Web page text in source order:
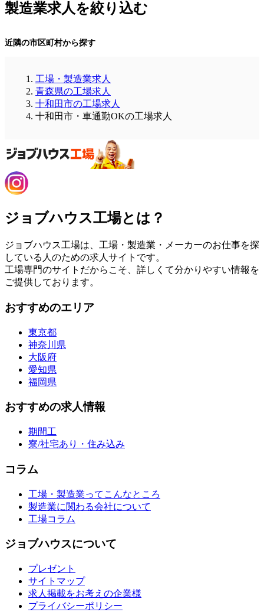
製造業求人を絞り込む
近隣の市区町村から探す
工場・製造業求人
青森県の工場求人
十和田市の工場求人
十和田市・車通勤OKの工場求人
ジョブハウス工場とは？
ジョブハウス工場は、工場・製造業・メーカーのお仕事を探
している人のための求人サイトです。
工場専門のサイトだからこそ、詳しくて分かりやすい情報を
ご提供しております。
おすすめのエリア
東京都
神奈川県
大阪府
愛知県
福岡県
おすすめの求人情報
期間工
寮/社宅あり・住み込み
コラム
工場・製造業ってこんなところ
製造業に関わる会社について
工場コラム
ジョブハウスについて
プレゼント
サイトマップ
求人掲載をお考えの企業様
プライバシーポリシー